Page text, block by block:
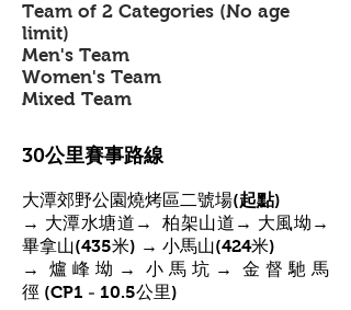
Team of 2 Categories (No age
limit)
Men's Team
Women's Team
Mixed Team
30公里賽事路線
大潭郊野公園燒烤區二號場(起點)
→ 大潭水塘道 → 柏架山道 → 大風坳 →
畢拿山(435米) → 小馬山(424米)
→ 爐峰坳 → 小馬坑 → 金督馳馬
徑 (CP1 - 10.5公里)